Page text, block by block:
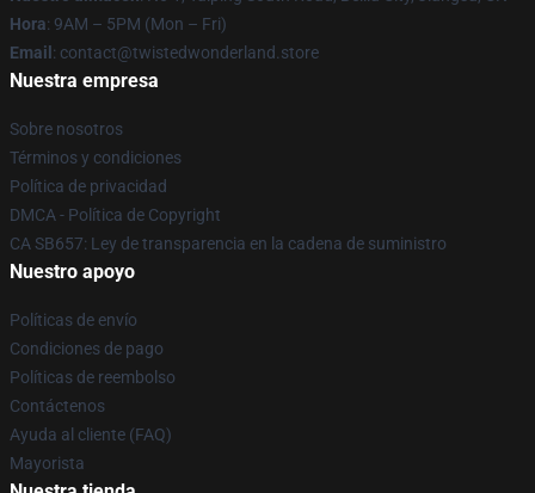
Hora: 9AM – 5PM (Mon – Fri)
Email : contact@twistedwonderland.store
Nuestra empresa
Sobre nosotros
Términos y condiciones
Política de privacidad
DMCA - Política de Copyright
CA SB657: Ley de transparencia en la cadena de suministro
Nuestro apoyo
Políticas de envío
Condiciones de pago
Políticas de reembolso
Contáctenos
Ayuda al cliente (FAQ)
Mayorista